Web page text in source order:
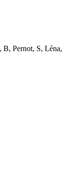
B, Pernot, S, Léna,